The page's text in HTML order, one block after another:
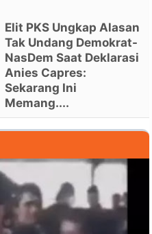
Elit PKS Ungkap Alasan
Tak Undang Demokrat-
NasDem Saat Deklarasi
Anies Capres:
Sekarang Ini
Memang....